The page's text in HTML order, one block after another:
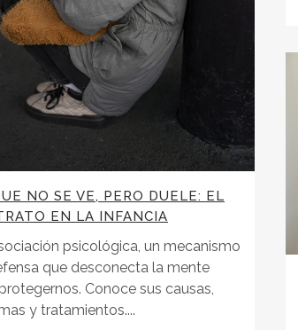
NO SE VE, PERO DUELE: EL
EN LA INFANCIA
psicológica, un mecanismo
que desconecta la mente
Conoce sus causas,
y tratamientos....